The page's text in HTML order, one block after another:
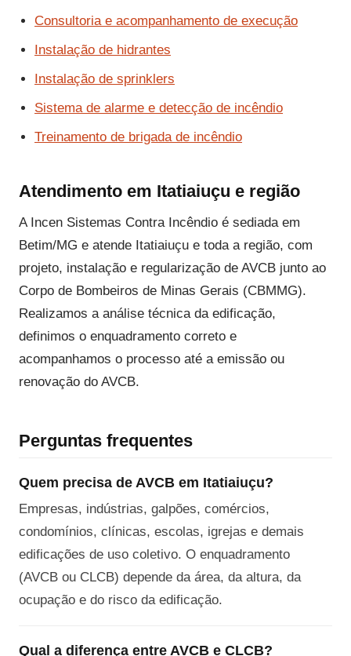
Consultoria e acompanhamento de execução
Instalação de hidrantes
Instalação de sprinklers
Sistema de alarme e detecção de incêndio
Treinamento de brigada de incêndio
Atendimento em Itatiaiuçu e região
A Incen Sistemas Contra Incêndio é sediada em
Betim/MG e atende Itatiaiuçu e toda a região, com
projeto, instalação e regularização de AVCB junto ao
Corpo de Bombeiros de Minas Gerais (CBMMG).
Realizamos a análise técnica da edificação,
definimos o enquadramento correto e
acompanhamos o processo até a emissão ou
renovação do AVCB.
Perguntas frequentes
Quem precisa de AVCB em Itatiaiuçu?
Empresas, indústrias, galpões, comércios,
condomínios, clínicas, escolas, igrejas e demais
edificações de uso coletivo. O enquadramento
(AVCB ou CLCB) depende da área, da altura, da
ocupação e do risco da edificação.
Qual a diferença entre AVCB e CLCB?